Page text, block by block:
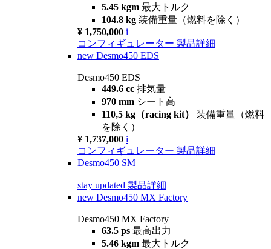
5.45 kgm 最大トルク
104.8 kg 装備重量（燃料を除く）
¥ 1,750,000 i
コンフィギュレーター 製品詳細
new Desmo450 EDS
Desmo450 EDS
449.6 cc 排気量
970 mm シート高
110,5 kg（racing kit） 装備重量（燃料
を除く）
¥ 1,737,000 i
コンフィギュレーター 製品詳細
Desmo450 SM
stay updated 製品詳細
new Desmo450 MX Factory
Desmo450 MX Factory
63.5 ps 最高出力
5.46 kgm 最大トルク